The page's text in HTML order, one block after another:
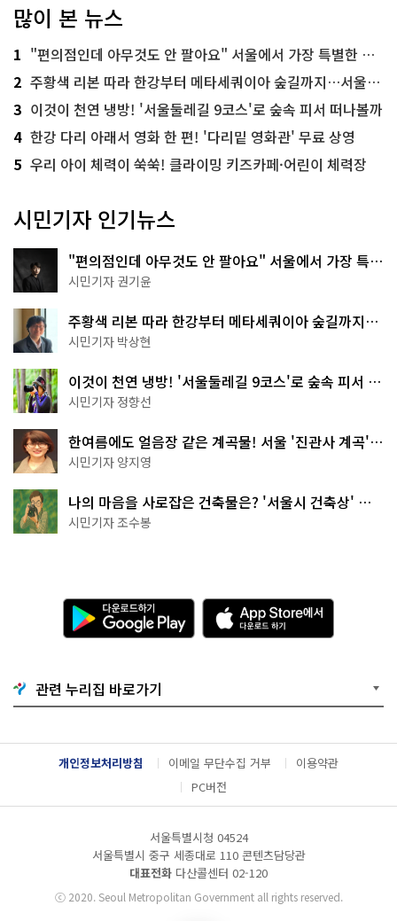
많이 본 뉴스
1 "편의점인데 아무것도 안 팔아요" 서울에서 가장 특별한 편의점의 정체
2 주황색 리본 따라 한강부터 메타세쿼이아 숲길까지…서울둘레길 15코스
3 이것이 천연 냉방! '서울둘레길 9코스'로 숲속 피서 떠나볼까
4 한강 다리 아래서 영화 한 편! '다리밑 영화관' 무료 상영
5 우리 아이 체력이 쑥쑥! 클라이밍 키즈카페·어린이 체력장
시민기자 인기뉴스
"편의점인데 아무것도 안 팔아요" 서울에서 가장 특별
한 편의점의 정체
시민기자 권기윤
주황색 리본 따라 한강부터 메타세쿼이아 숲길까지…
서울둘레길 15코스
시민기자 박상현
이것이 천연 냉방! '서울둘레길 9코스'로 숲속 피서 떠
나볼까
시민기자 정향선
한여름에도 얼음장 같은 계곡물! 서울 '진관사 계곡'이
천국이네~
시민기자 양지영
나의 마음을 사로잡은 건축물은? '서울시 건축상' 수
상작 공개!
시민기자 조수봉
다
운
로
기
G
o
g
l
e
A
p
p
e
서
다
운
관련 누리집 바로가기
개인정보처리방침 이메일 무단수집 거부
이용약관
PC버전
서울특별시청 04524
서울특별시 중구 세종대로 110 콘텐츠담당관
대표전화 다산콜센터 02-120
ⓒ2020. Seoul Metropolitan Government all rights reserved.